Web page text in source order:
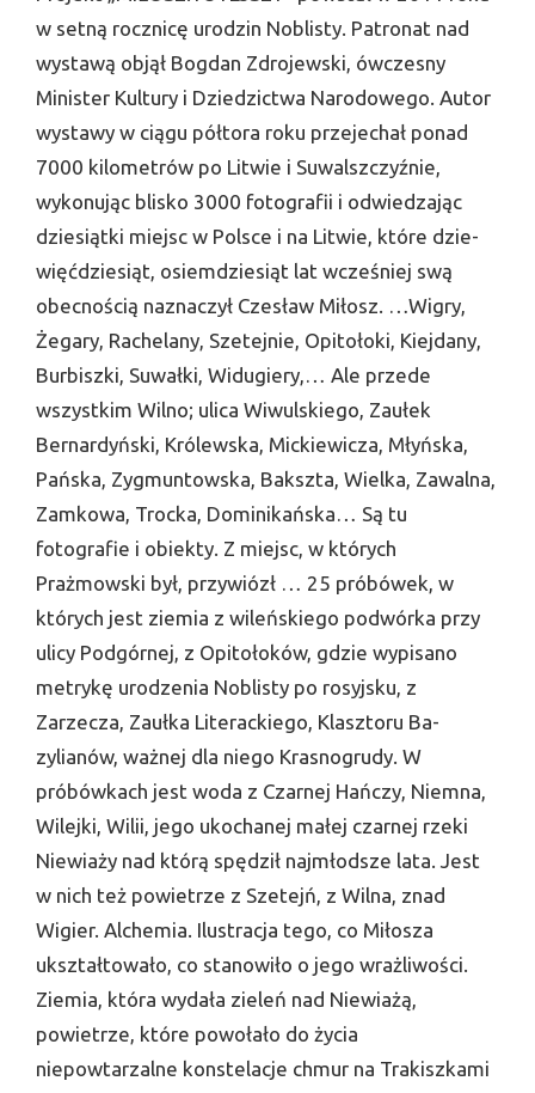
w set­ną rocznicę urodzin Noblisty. Patronat nad
wystawą objął Bogdan Zdrojewski, ówczesny
Minister Kultury i Dziedzictwa Narodowego. Autor
wystawy w ciągu półtora roku przejechał ponad
7000 kilome­trów po Litwie i Suwalszczyźnie,
wykonując blisko 3000 fotografii i odwiedzając
dziesiątki miejsc w Polsce i na Litwie, które dzie­
więćdziesiąt, osiemdziesiąt lat wcześniej swą
obecnością naznaczył Czesław Miłosz. …Wigry,
Żegary, Rachelany, Szetejnie, Opitoło­ki, Kiejdany,
Burbiszki, Suwałki, Widugiery,… Ale przede
wszyst­kim Wilno; ulica Wiwulskiego, Zaułek
Bernardyński, Królewska, Mickiewicza, Młyńska,
Pańska, Zygmuntowska, Bakszta, Wielka, Zawalna,
Zamkowa, Trocka, Dominikańska… Są tu
fotografie i obiekty. Z miejsc, w których
Prażmowski był, przywiózł … 25 pró­bówek, w
których jest ziemia z wileńskiego podwórka przy
ulicy Podgórnej, z Opitołoków, gdzie wypisano
metrykę urodzenia No­blisty po rosyjsku, z
Zarzecza, Zaułka Literackiego, Klasztoru Ba­
zylianów, ważnej dla niego Krasnogrudy. W
próbówkach jest woda z Czarnej Hańczy, Niemna,
Wilejki, Wilii, jego ukochanej małej czar­nej rzeki
Niewiaży nad którą spędził najmłodsze lata. Jest
w nich też powietrze z Szetejń, z Wilna, znad
Wigier. Alchemia. Ilustracja tego, co Miłosza
ukształtowało, co stanowiło o jego wrażliwości.
Ziemia, która wydała zieleń nad Niewiażą,
powietrze, które powołało do ży­cia
niepowtarzalne konstelacje chmur na Trakiszkami